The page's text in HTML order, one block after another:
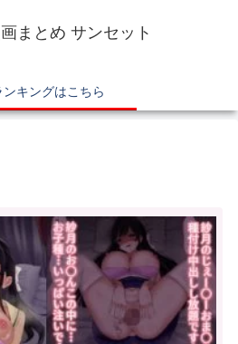
まとめ サンセット
ンキングはこちら